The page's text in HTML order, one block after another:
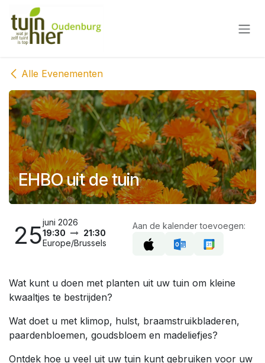
Overslaan naar inhoud
Alle Evenementen
EHBO uit de tuin
25juni 2026
19:30
21:30
Europe/Brussels
Aan de kalender toevoegen:
Wat kunt u doen met planten uit uw tuin om kleine
kwaaltjes te bestrijden?
Wat doet u met klimop, hulst, braamstruikbladeren,
paardenbloemen, goudsbloem en madeliefjes?
Ontdek hoe u veel uit uw tuin kunt gebruiken voor uw